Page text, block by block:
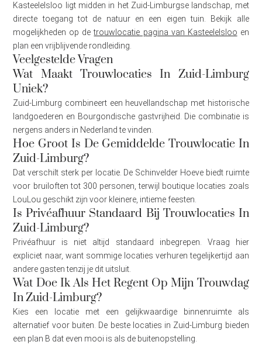
Kasteelelsloo ligt midden in het Zuid-Limburgse landschap, met
directe toegang tot de natuur en een eigen tuin. Bekijk alle
mogelijkheden op detrouwlocatie pagina van Kasteelelsloo en
plan een vrijblijvende rondleiding.
Veelgestelde Vragen
Wat Maakt Trouwlocaties In Zuid-Limburg
Uniek?
Zuid-Limburg combineert een heuvellandschap met historische
landgoederen en Bourgondische gastvrijheid. Die combinatie is
nergens anders in Nederland te vinden.
Hoe Groot Is De Gemiddelde Trouwlocatie In
Zuid-Limburg?
Dat verschilt sterk per locatie. De Schinvelder Hoeve biedt ruimte
voor bruiloften tot 300 personen, terwijl boutique locaties zoals
LouLou geschikt zijn voor kleinere, intieme feesten.
Is Privéafhuur Standaard Bij Trouwlocaties In
Zuid-Limburg?
Privéafhuur is niet altijd standaard inbegrepen. Vraag hier
expliciet naar, want sommige locaties verhuren tegelijkertijd aan
andere gasten tenzij je dit uitsluit.
Wat Doe Ik Als Het Regent Op Mijn Trouwdag
In Zuid-Limburg?
Kies een locatie met een gelijkwaardige binnenruimte als
alternatief voor buiten. De beste locaties in Zuid-Limburg bieden
een plan B dat even mooi is als de buitenopstelling.